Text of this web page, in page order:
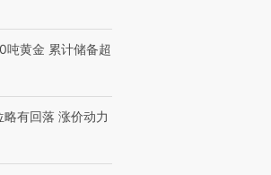
吨黄金 累计储备超
有回落 涨价动力